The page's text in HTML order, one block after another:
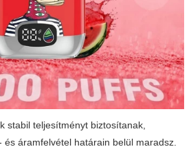
stabil teljesítményt biztosítanak,
és áramfelvétel határain belül maradsz.